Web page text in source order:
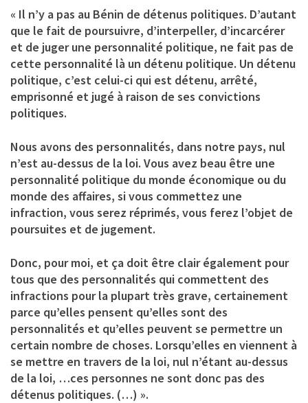
« Il n’y a pas au Bénin de détenus politiques. D’autant
que le fait de poursuivre, d’interpeller, d’incarcérer
et de juger une personnalité politique, ne fait pas de
cette personnalité là un détenu politique. Un détenu
politique, c’est celui-ci qui est détenu, arrêté,
emprisonné et jugé à raison de ses convictions
politiques.
Nous avons des personnalités, dans notre pays, nul
n’est au-dessus de la loi. Vous avez beau être une
personnalité politique du monde économique ou du
monde des affaires, si vous commettez une
infraction, vous serez réprimés, vous ferez l’objet de
poursuites et de jugement.
Donc, pour moi, et ça doit être clair également pour
tous que des personnalités qui commettent des
infractions pour la plupart très grave, certainement
parce qu’elles pensent qu’elles sont des
personnalités et qu’elles peuvent se permettre un
certain nombre de choses. Lorsqu’elles en viennent à
se mettre en travers de la loi, nul n’étant au-dessus
de la loi, …ces personnes ne sont donc pas des
détenus politiques. (…) ».